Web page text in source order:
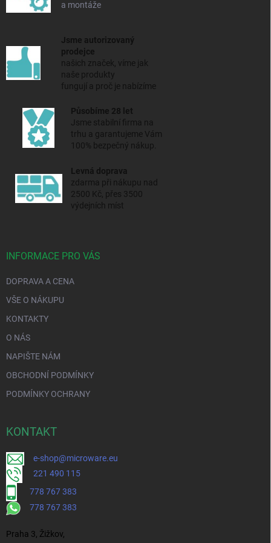
a montáže
Jsme autorizovaný
prodejce
našich značek, víme jak
naše produkty
fungují a proč je nabízíme
Působíme 28 let
Jsme stabilní firma na
trhu a garantujeme Vám
100% bezpečný nákup.
Levná doprava
zdarma při nákupu nad
2500 Kč, přes 3500
výdejních míst
INFORMACE PRO VÁS
DOPRAVA A CENA
VŠE O NÁKUPU
KONTAKTY
O NÁS
NAPIŠTE NÁM
OBCHODNÍ PODMÍNKY
PODMÍNKY OCHRANY
KONTAKT
e-shop@microware.eu
221 490 115
778 767 383
778 767 383
Praha 3, Žižkov,